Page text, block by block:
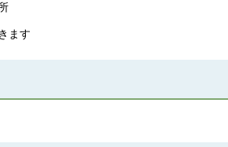
ます